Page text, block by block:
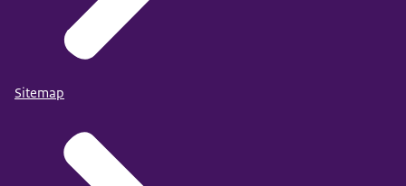
Sitemap